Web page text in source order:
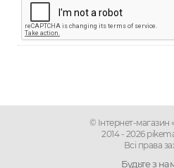
© Інтернет-
2014 - 2026
Всі права
Будьте з